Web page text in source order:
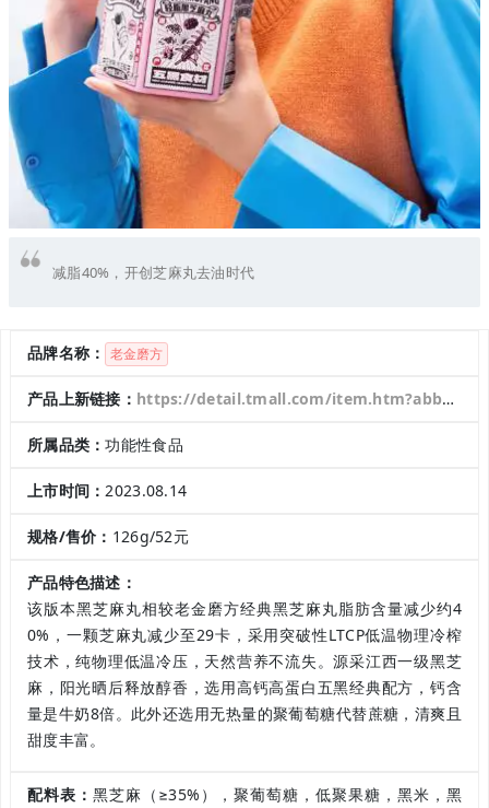
减脂40%，开创芝麻丸去油时代
品牌名称： 老金磨方
产品上新链接： https://detail.tmall.com/item.htm?abbucket=5&id=723682484573&ns=1&spm=a230r.1.14.18.4ce872c1zpCWpl
所属品类：功能性食品
上市时间：2023.08.14
规格/售价： 126g/52元
产品特色描述：
该版本黑芝麻丸相较老金磨方经典黑芝麻丸脂肪含量减少约4
0%，一颗芝麻丸减少至29卡，采用突破性LTCP低温物理冷榨
技术，纯物理低温冷压，天然营养不流失。源采江西一级黑芝
麻，阳光晒后释放醇香，选用高钙高蛋白五黑经典配方，钙含
量是牛奶8倍。此外还选用无热量的聚葡萄糖代替蔗糖，清爽且
甜度丰富。
配料表： 黑芝麻（≥35%），聚葡萄糖，低聚果糖，黑米，黑